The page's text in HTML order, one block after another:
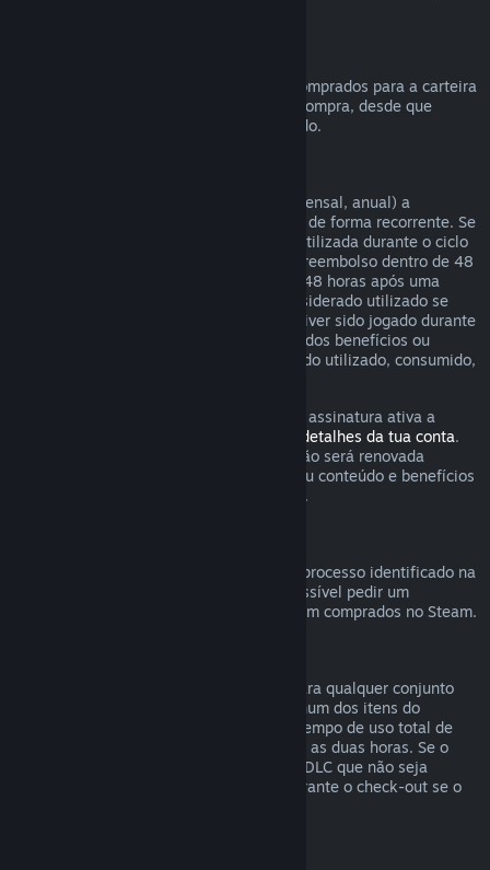
Podes pedir um reembolso para fundos comprados para a carteira
Steam dentro de 14 dias após a data de compra, desde que
nenhum desses fundos tenha sido utilizado.
O Steam oferece acesso periódico (ex.: mensal, anual) a
determinados conteúdos e serviços, pago de forma recorrente. Se
uma assinatura renovável não tiver sido utilizada durante o ciclo
de cobrança corrente, podes solicitar um reembolso dentro de 48
horas após a compra inicial ou dentro de 48 horas após uma
renovação automática. O conteúdo é considerado utilizado se
algum dos jogos incluídos na assinatura tiver sido jogado durante
o ciclo de cobrança corrente ou se algum dos benefícios ou
descontos incluídos na assinatura tiver sido utilizado, consumido,
Tem em atenção que podes cancelar uma assinatura ativa a
página de detalhes da tua conta.
Uma vez cancelada, a tua assinatura já não será renovada
automaticamente mas terás acesso ao seu conteúdo e benefícios
até ao final do ciclo de cobrança corrente.
Dentro do período aplicável e através do processo identificado na
, é possível pedir um
reembolso de hardware e acessórios Steam comprados no Steam.
Podes receber um reembolso completo para qualquer conjunto
comprado na Loja Steam, desde que nenhum dos itens do
conjunto tenha sido transferido, e que o tempo de uso total de
todos os itens do conjunto não ultrapasse as duas horas. Se o
conjunto contiver um item de um jogo ou DLC que não seja
reembolsável, o Steam irá informar-te durante o check-out se o